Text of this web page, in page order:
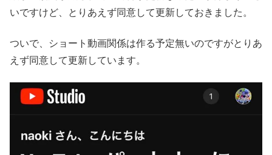
いですけど、とりあえず同意して更新しておきました。
ついで、ショート動画関係は作る予定無いのですがとりあ
えず同意して更新しています。